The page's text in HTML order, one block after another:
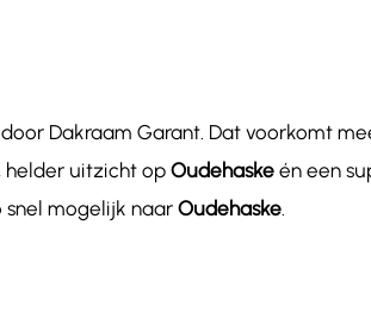
Dakraam Garant. Dat voorkomt
helder uitzicht op Oudehaskeén een
snel mogelijk naar Oudehaske.